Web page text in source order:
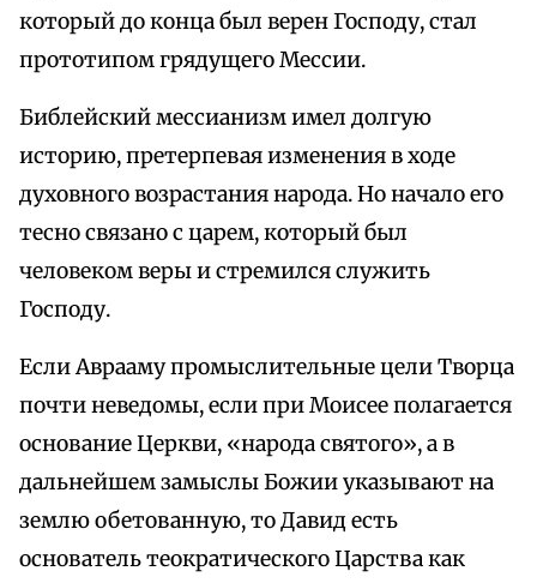
который до конца был верен Господу, стал
прототипом грядущего Мессии.
Библейский мессианизм имел долгую
историю, претерпевая изменения в ходе
духовного возрастания народа. Но начало его
тесно связано с царем, который был
человеком веры и стремился служить
Господу.
Если Аврааму промыслительные цели Творца
почти неведомы, если при Моисее полагается
основание Церкви, «народа святого», а в
дальнейшем замыслы Божии указывают на
землю обетованную, то Давид есть
основатель теократического Царства как